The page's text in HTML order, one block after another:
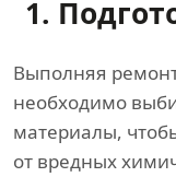
1.
Выполняя
необходимо
материалы,
от вредных